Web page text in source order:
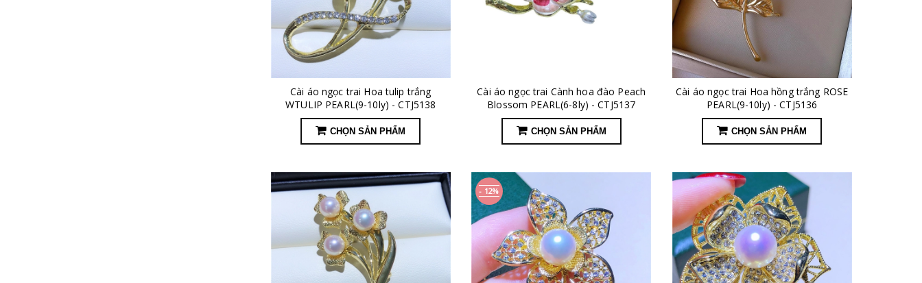
Cài áo ngọc trai Hoa tulip trắng
WTULIP PEARL(9-10ly) - CTJ5138
CHỌN SẢN PHẨM
Cài áo ngọc trai Cành hoa đào Peach
Blossom PEARL(6-8ly) - CTJ5137
CHỌN SẢN PHẨM
Cài áo ngọc trai Hoa hồng trắng ROSE
PEARL(9-10ly) - CTJ5136
CHỌN SẢN PHẨM
- 12%